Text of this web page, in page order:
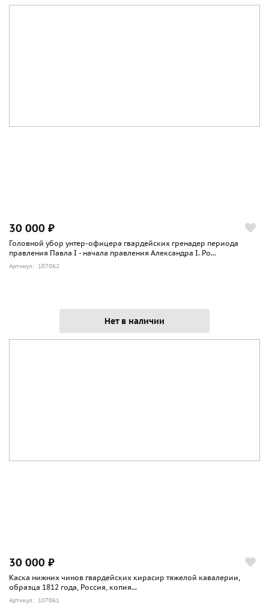
30 000 ₽
Головной убор унтер-офицера гвардейских гренадер периода
правления Павла I - начала правления Александра I. Ро...
Артикул: 107062
Нет в наличии
30 000 ₽
Каска нижних чинов гвардейских кирасир тяжелой кавалерии,
образца 1812 года, Россия, копия...
Артикул: 107061